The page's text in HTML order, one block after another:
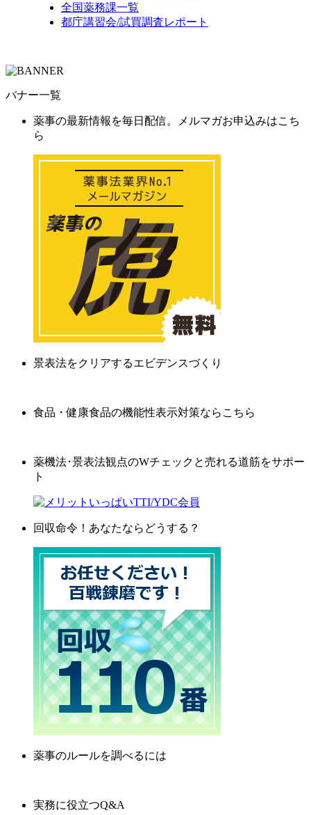
全国薬務課一覧
都庁講習会/試買調査レポート
バナー一覧
薬事の最新情報を毎日配信。メルマガお申込みはこち
ら
景表法をクリアするエビデンスづくり
食品・健康食品の機能性表示対策ならこちら
薬機法･景表法観点のWチェックと売れる道筋をサポー
ト
回収命令！あなたならどうする？
薬事のルールを調べるには
実務に役立つQ&A